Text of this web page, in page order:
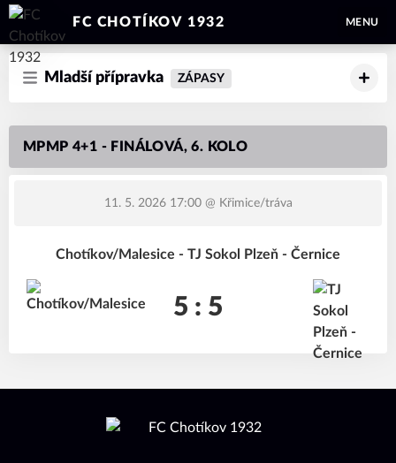
FC CHOTÍKOV 1932 MENU
Mladší přípravka ZÁPASY
MPMP 4+1 - FINÁLOVÁ, 6. KOLO
11. 5. 2026 17:00@ Křimice/tráva
Chotíkov/Malesice - TJ Sokol Plzeň - Černice
5 : 5